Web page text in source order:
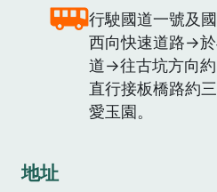
行駛國道一號及
西向快速道路→
道→往古坑方向
直行接板橋路約
愛玉園。
地址